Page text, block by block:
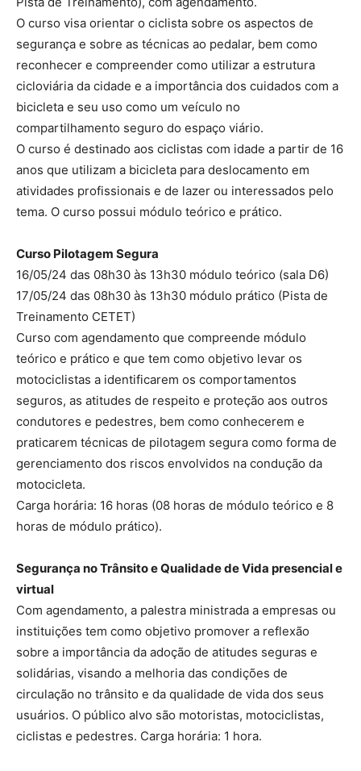
O curso visa orientar o ciclista sobre os aspectos de
segurança e sobre as técnicas ao pedalar, bem como
reconhecer e compreender como utilizar a estrutura
cicloviária da cidade e a importância dos cuidados com a
bicicleta e seu uso como um veículo no
compartilhamento seguro do espaço viário.
O curso é destinado aos ciclistas com idade a partir de 16
anos que utilizam a bicicleta para deslocamento em
atividades profissionais e de lazer ou interessados pelo
tema. O curso possui módulo teórico e prático.
Curso Pilotagem Segura
16/05/24 das 08h30 às 13h30 módulo teórico (sala D6)
17/05/24 das 08h30 às 13h30 módulo prático (Pista de
Treinamento CETET)
Curso com agendamento que compreende módulo
teórico e prático e que tem como objetivo levar os
motociclistas a identificarem os comportamentos
seguros, as atitudes de respeito e proteção aos outros
condutores e pedestres, bem como conhecerem e
praticarem técnicas de pilotagem segura como forma de
gerenciamento dos riscos envolvidos na condução da
motocicleta.
Carga horária: 16 horas (08 horas de módulo teórico e 8
horas de módulo prático).
Segurança no Trânsito e Qualidade de Vida presencial e
virtual
Com agendamento, a palestra ministrada a empresas ou
instituições tem como objetivo promover a reflexão
sobre a importância da adoção de atitudes seguras e
solidárias, visando a melhoria das condições de
circulação no trânsito e da qualidade de vida dos seus
usuários. O público alvo são motoristas, motociclistas,
ciclistas e pedestres. Carga horária: 1 hora.